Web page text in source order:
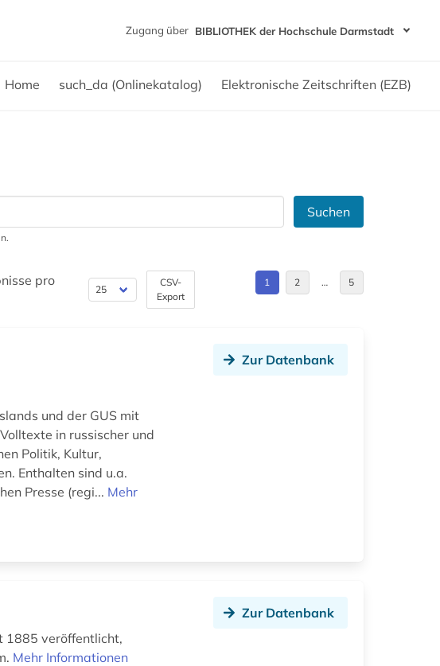
Zugang über BIBLIOTHEK der Hochschule Darmstadt
Home such_da (Onlinekatalog) Elektronische Zeitschriften (EZB)
Suchen
pro
CSV-
Export
1 2 … 5
und der GUS mit
in russischer und
Politik, Kultur,
Enthalten sind u.a.
Presse (regi... Mehr
Zur Datenbank
1885 veröffentlicht,
Mehr Informationen
Zur Datenbank